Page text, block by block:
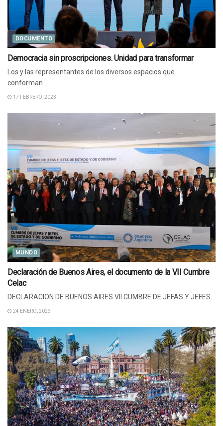
DOCUMENTO
Democracia sin proscripciones. Unidad para transformar
Los y las representantes de los diversos espacios que
conforman...
17 FEBRERO, 2023
MUNDO
Declaración de Buenos Aires, el documento de la VII Cumbre
Celac
DECLARACION DE BUENOS AIRES VII CUMBRE DE JEFAS Y JEFES...
24 ENERO, 2023